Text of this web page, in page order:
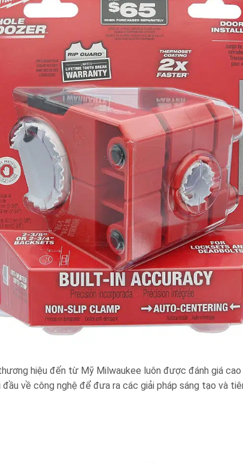
hiệu đến từ Mỹ Milwaukee luôn được đánh giá
đầu về công nghệ để đưa ra các giải pháp sáng tạo và